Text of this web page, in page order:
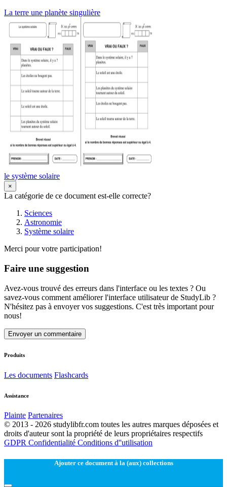
La terre une planète singulière
le système solaire
×
La catégorie de ce document est-elle correcte?
Sciences
Astronomie
Système solaire
Merci pour votre participation!
Faire une suggestion
Avez-vous trouvé des erreurs dans l'interface ou les textes ? Ou
savez-vous comment améliorer l'interface utilisateur de StudyLib ?
N'hésitez pas à envoyer vos suggestions. C'est très important pour
nous!
Envoyer un commentaire
Produits
Les documents Flashcards
Assistance
Plainte Partenaires
© 2013 - 2026 studylibfr.com toutes les autres marques déposées et
droits d'auteur sont la propriété de leurs propriétaires respectifs
GDPR Confidentialité Conditions d''utilisation
Ajouter ce document à la (aux) collections